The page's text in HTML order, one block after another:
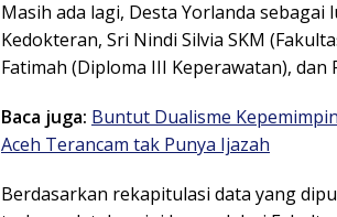
Masih ada lagi, Desta Yorlanda
Kedokteran, Sri Nindi Silvia SKM
Fatimah (Diploma III Keperawatan), dan
Baca juga: Buntut Dualisme
Aceh Terancam tak Punya Ijazah
Berdasarkan rekapitulasi data yang